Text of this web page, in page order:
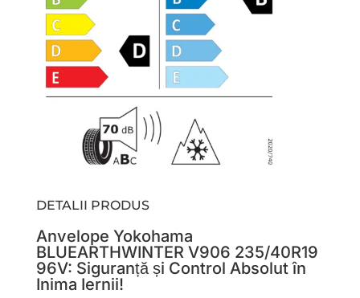
DETALII PRODUS
Anvelope Yokohama
BLUEARTHWINTER V906 235/40R19
96V: Siguranță și Control Absolut în
Inima Iernii!